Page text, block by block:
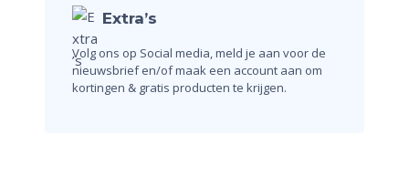
Extra’s
Volg ons op Social media, meld je aan voor de
nieuwsbrief en/of maak een account aan om
kortingen & gratis producten te krijgen.